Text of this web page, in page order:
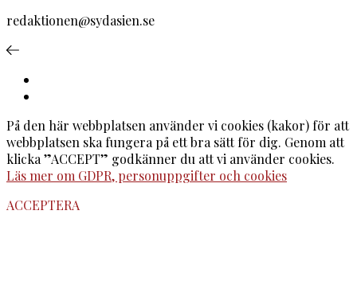
redaktionen@sydasien.se
På den här webbplatsen använder vi cookies (kakor) för att
webbplatsen ska fungera på ett bra sätt för dig. Genom att
klicka ”ACCEPT” godkänner du att vi använder cookies.
Läs mer om GDPR, personuppgifter och cookies
ACCEPTERA